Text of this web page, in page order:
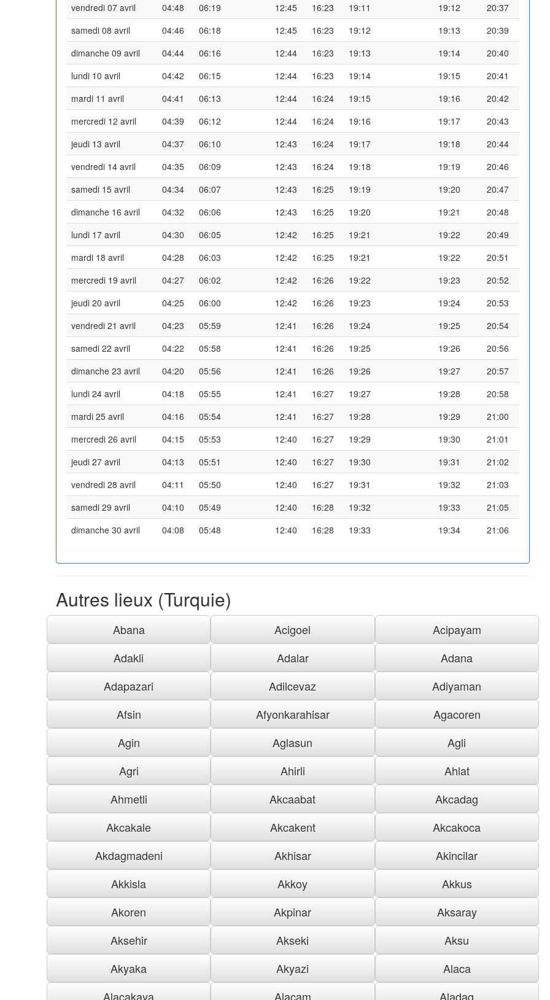
vendredi 07 avril
04:48 06:19 12:45 16:23 19:11 19:12
20:37
samedi 08 avril
04:46 06:18 12:45 16:23 19:12 19:13
20:39
dimanche 09 avril
04:44 06:16 12:44 16:23 19:13 19:14
20:40
lundi 10 avril
04:42 06:15 12:44 16:23 19:14 19:15
20:41
mardi 11 avril
04:41 06:13 12:44 16:24 19:15 19:16
20:42
mercredi 12 avril
04:39 06:12 12:44 16:24 19:16 19:17
20:43
jeudi 13 avril
04:37 06:10 12:43 16:24 19:17 19:18
20:44
vendredi 14 avril
04:35 06:09 12:43 16:24 19:18 19:19
20:46
samedi 15 avril
04:34 06:07 12:43 16:25 19:19 19:20
20:47
dimanche 16 avril
04:32 06:06 12:43 16:25 19:20 19:21
20:48
lundi 17 avril
04:30 06:05 12:42 16:25 19:21 19:22
20:49
mardi 18 avril
04:28 06:03 12:42 16:25 19:21 19:22
20:51
mercredi 19 avril
04:27 06:02 12:42 16:26 19:22 19:23
20:52
jeudi 20 avril
04:25 06:00 12:42 16:26 19:23 19:24
20:53
vendredi 21 avril
04:23 05:59 12:41 16:26 19:24 19:25
20:54
samedi 22 avril
04:22 05:58 12:41 16:26 19:25 19:26
20:56
dimanche 23 avril
04:20 05:56 12:41 16:26 19:26 19:27
20:57
lundi 24 avril
04:18 05:55 12:41 16:27 19:27 19:28
20:58
mardi 25 avril
04:16 05:54 12:41 16:27 19:28 19:29
21:00
mercredi 26 avril
04:15 05:53 12:40 16:27 19:29 19:30
21:01
jeudi 27 avril
04:13 05:51 12:40 16:27 19:30 19:31
21:02
vendredi 28 avril
04:11 05:50 12:40 16:27 19:31 19:32
21:03
samedi 29 avril
04:10 05:49 12:40 16:28 19:32 19:33
21:05
dimanche 30 avril
04:08 05:48 12:40 16:28 19:33 19:34 21:06
Autres lieux (Turquie)
Abana Acigoel
Acipayam
Adakli
Adalar
Adana
Adapazari
Adilcevaz
Adiyaman
Afsin
Afyonkarahisar
Agacoren
Agin
Aglasun
Agli
Agri
Ahirli
Ahlat
Ahmetli
Akcaabat
Akcadag
Akcakale
Akcakent
Akcakoca
Akdagmadeni
Akhisar
Akincilar
Akkisla
Akkoy
Akkus
Akoren
Akpinar
Aksaray
Aksehir
Akseki
Aksu
Akyaka
Akyazi
Alaca
Alacakaya
Alacam Aladag